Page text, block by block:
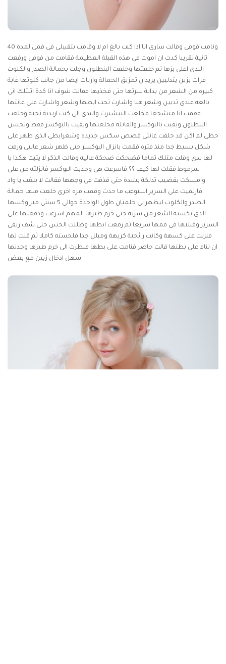
ونامت فوقى وقالت سارى انا اذا كنت بالغ ام لا وقامت بتقبيلى فى فمى لمدة 40
ثانية تقريبا كدت ان اموت فى هذه القبلة العظيمة فقامت من فوقى ورفعت
البدى اعلى بزها ثم خلعتها وخلعت البنطلون وجلت بحمالة الصدر والكلوت
فرات بزين يتدليين يريدان تمزيق الحمالة واريات ايضا من جانب كلوتها غابة
كبيره من الشعر من بداية سرتها حتى فخذيها فقالت شوف انا كدة اثبتلك انى
بالغه عندى ثديين وشعر هنا واشارت تحت ابطها وشعر واشارت على عانتها
فقمت انا متشجعا فخلعت التيشيرت والبدى الى كنت ارتدية تحته وخلعت
البنطلون وبقيت بالبوكسر والفانلة فخلعتها وبقيت بالبوكسر فقط ولحسن
حظى لم اكن قد حلقت عانتى قصص سكس جديده وشعرابطى الذى ظهر على
شكل بسيط جدا منذ فتره فقمت بانزال البوكسر حتى ظهر شعر عانتى ورفت
لها يدى وقلت مثلك تماما فضحكت ضحكة عاليه وقالت الذكر لا يثبت هكذا يا
شرموط فقلت لها كيف ؟؟ فاسرعت هى وجذبت البوكسر فانزلته من على
وامسكت بقضيب تدلكة بشدة حتى قذفت فى وجهها فقالت لا بلغت يا واد
فارتميت على السرير استوعب ما حدث وقمت مره اخرى خلعت منها حمالة
الصدر والكلوت ليظهر لى حلمتان طول الواحدة حوالى 5 سنتى متر وكسها
الذى يكسيه الشعر من سرته حتى خرم طيزها المهم اسرعت ودفعتها على
السرير وقبلتها فى فمها سريعا ثم رفعت ابطها وظللت الحس حتى شف ريقى
فنزلت على كسهة وكانت رائحتة كريهة ومبلل جدا فلحسته كاملا ثم قلت لها
ان تنام على بطنها قالت حاضر فنامت على بطها فنظرت الى خرم طيزها وجدتها
سهل ادخال زبين مع بعض